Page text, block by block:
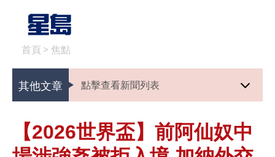
首頁 > 焦點
其他文章 點擊查看新聞列表
【2026世界盃】前阿仙奴中